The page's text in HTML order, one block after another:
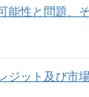
性と問題、
ジット及び市